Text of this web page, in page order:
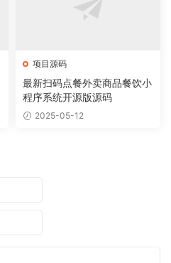
项目源码
最新扫码点餐外卖商品餐饮小
程序系统开源版源码
2025-05-12